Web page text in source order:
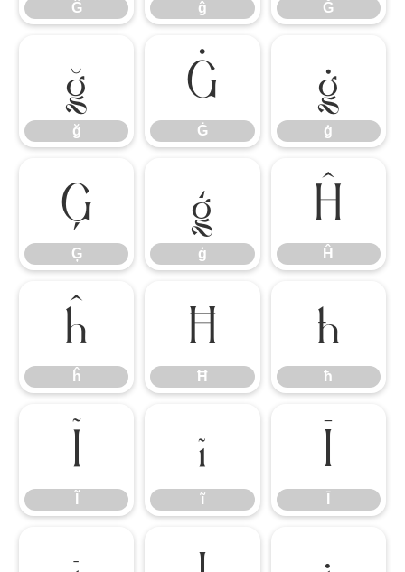
Ĝ ĝ Ğ
ğ
ğ Ġ
Ġ ġ
ġ
Ģ
Ģ ģ
ģ Ĥ
Ĥ
ĥ
ĥ Ħ
Ħ ħ
ħ
Ĩ ĩ
ĩ Ī